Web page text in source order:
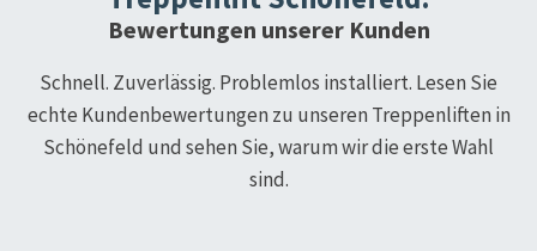
Bewertungen unserer Kunden
Schnell. Zuverlässig. Problemlos installiert. Lesen Sie
echte Kundenbewertungen zu unseren Treppenliften in
Schönefeld und sehen Sie, warum wir die erste Wahl
sind.